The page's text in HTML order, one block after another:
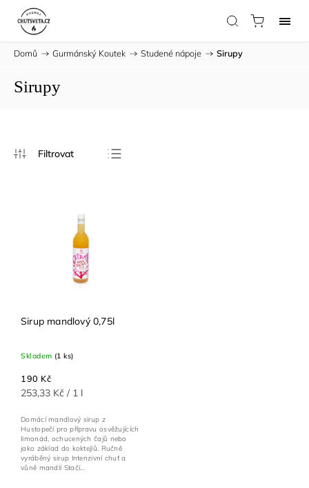
Domů / Gurmánský Koutek / Studené nápoje / Sirupy
Sirupy
Sirup mandlový 0,75l
Skladem (1 ks)
190 Kč
253,33 Kč / 1 l
Domácí mandlový sirup z
Hustopečí pro přípravu osvěžujících
limonád, ochucených čajů nebo
jako základ do koktejlů. Ručně
vyráběný sirup Intenzivní chuť a
vůně mandlí Stačí...